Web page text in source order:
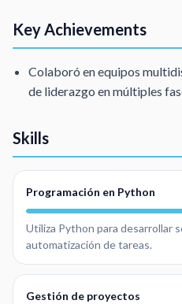
Key Achievements
Colaboró en equipos
de liderazgo en múltiples
Skills
Programación en Python
Utiliza Python para desarrollar
automatización de tareas.
Gestión de proyectos